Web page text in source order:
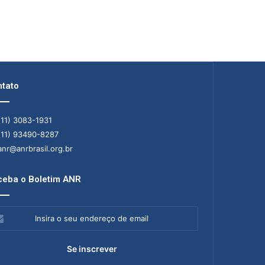
3083-1931
93490-8287
o Boletim ANR